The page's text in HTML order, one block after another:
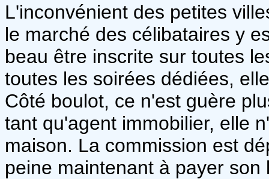
L'inconvénient des petites
le marché des célibataires y
beau être inscrite sur toutes
toutes les soirées dédiées,
Côté boulot, ce n'est guère
tant qu'agent immobilier, elle
maison. La commission est
peine maintenant à payer son